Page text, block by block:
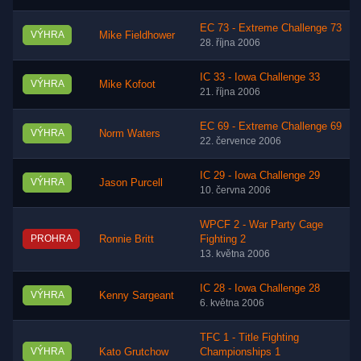
VÝHRA Mike Fieldhower
EC 73 - Extreme Challenge 73
28. října 2006
VÝHRA Mike Kofoot
IC 33 - Iowa Challenge 33
21. října 2006
VÝHRA Norm Waters
EC 69 - Extreme Challenge 69
22. července 2006
VÝHRA Jason Purcell
IC 29 - Iowa Challenge 29
10. června 2006
PROHRA Ronnie Britt
WPCF 2 - War Party Cage
Fighting 2
13. května 2006
VÝHRA Kenny Sargeant
IC 28 - Iowa Challenge 28
6. května 2006
VÝHRA Kato Grutchow
TFC 1 - Title Fighting
Championships 1